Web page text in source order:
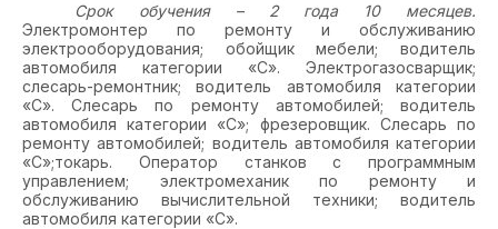
Срок обучения – 2 года 10 месяцев.
Электромонтер по ремонту и обслуживанию
электрооборудования; обойщик мебели; водитель
автомобиля категории «С». Электрогазосварщик;
слесарь-ремонтник; водитель автомобиля категории
«С». Слесарь по ремонту автомобилей; водитель
автомобиля категории «С»; фрезеровщик. Слесарь по
ремонту автомобилей; водитель автомобиля категории
«С»;токарь. Оператор станков с программным
управлением; электромеханик по ремонту и
обслуживанию вычислительной техники; водитель
автомобиля категории «С».